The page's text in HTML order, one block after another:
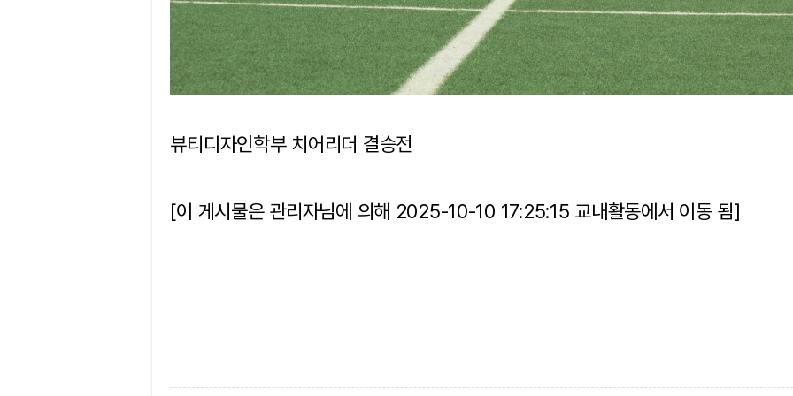
뷰티디자인학부 치어리더 결승전
[이 게시물은 관리자님에 의해 2025-10-10 17:25:15 교내활동에서 이동 됨]